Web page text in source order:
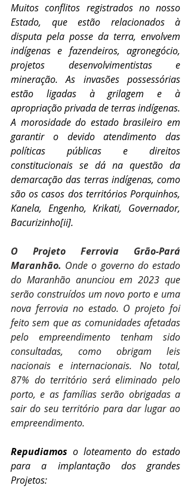
Muitos conflitos registrados no nosso
Estado, que estão relacionados à
disputa pela posse da terra, envolvem
indígenas e fazendeiros, agronegócio,
projetos desenvolvimentistas e
mineração. As invasões possessórias
estão ligadas à grilagem e à
apropriação privada de terras indígenas.
A morosidade do estado brasileiro em
garantir o devido atendimento das
políticas públicas e direitos
constitucionais se dá na questão da
demarcação das terras indígenas, como
são os casos dos territórios Porquinhos,
Kanela, Engenho, Krikati, Governador,
Bacurizinho[ii].
O Projeto Ferrovia Grão-Pará
Maranhão. Onde o governo do estado
do Maranhão anunciou em 2023 que
serão construídos um novo porto e uma
nova ferrovia no estado. O projeto foi
feito sem que as comunidades afetadas
pelo empreendimento tenham sido
consultadas, como obrigam leis
nacionais e internacionais. No total,
87% do território será eliminado pelo
porto, e as famílias serão obrigadas a
sair do seu território para dar lugar ao
empreendimento.
Repudiamos o loteamento do estado
para a implantação dos grandes
Projetos: